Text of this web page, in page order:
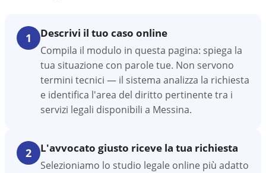
1 Descrivi il tuo caso online
Compila il modulo in questa pagina: spiega la
tua situazione con parole tue. Non servono
termini tecnici — il sistema analizza la richiesta
e identifica l'area del diritto pertinente tra i
servizi legali disponibili a Messina.
2 L'avvocato giusto riceve la tua richiesta
Selezioniamo lo studio legale online più adatto